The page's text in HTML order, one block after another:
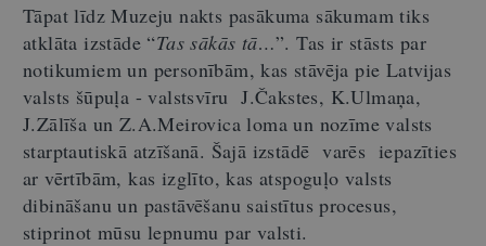
Tāpat līdz Muzeju nakts pasākuma sākumam tiks
atklāta izstāde “Tas sākās tā…”. Tas ir stāsts par
notikumiem un personībām, kas stāvēja pie Latvijas
valsts šūpuļa - valstsvīru J.Čakstes, K.Ulmaņa,
J.Zālīša un Z.A.Meirovica loma un nozīme valsts
starptautiskā atzīšanā. Šajā izstādē varēs iepazīties
ar vērtībām, kas izglīto, kas atspoguļo valsts
dibināšanu un pastāvēšanu saistītus procesus,
stiprinot mūsu lepnumu par valsti.